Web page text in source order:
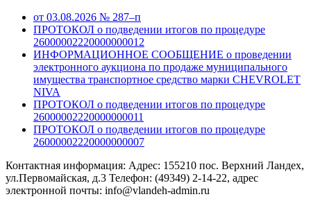
от 03.08.2026 № 287–п
ПРОТОКОЛ о подведении итогов по процедуре
26000002220000000012
ИНФОРМАЦИОННОЕ СООБЩЕНИЕ о проведении
электронного аукциона по продаже муниципального
имущества транспортное средство марки CHEVROLET
NIVA
ПРОТОКОЛ о подведении итогов по процедуре
26000002220000000011
ПРОТОКОЛ о подведении итогов по процедуре
26000002220000000007
Контактная информация: Адрес: 155210 пос. Верхний Ландех,
ул.Первомайская, д.3 Телефон: (49349) 2-14-22, адрес
электронной почты: info@vlandeh-admin.ru